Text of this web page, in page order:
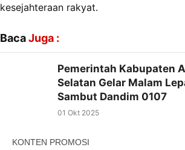
kesejahteraan rakyat.
BacaJuga :
Pemerintah Kabupaten
Selatan Gelar Malam
Sambut Dandim 0107
01 Okt 2025